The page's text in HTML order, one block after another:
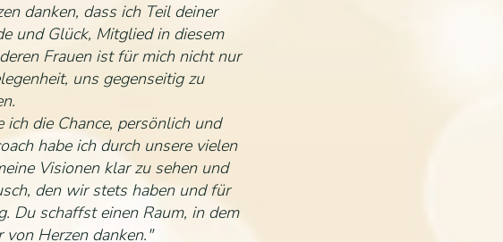
danken, dass ich Teil deiner
und Glück, Mitglied in diesem
Frauen ist für mich nicht nur
uns gegenseitig zu
die Chance, persönlich und
habe ich durch unsere vielen
Visionen klar zu sehen und
den wir stets haben und für
Du schaffst einen Raum, in dem
Herzen danken."